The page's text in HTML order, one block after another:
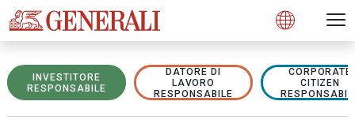
Open
INVESTITORE
RESPONSABILE
DATORE DI
LAVORO
RESPONSABILE
CORPORATE
CITIZEN